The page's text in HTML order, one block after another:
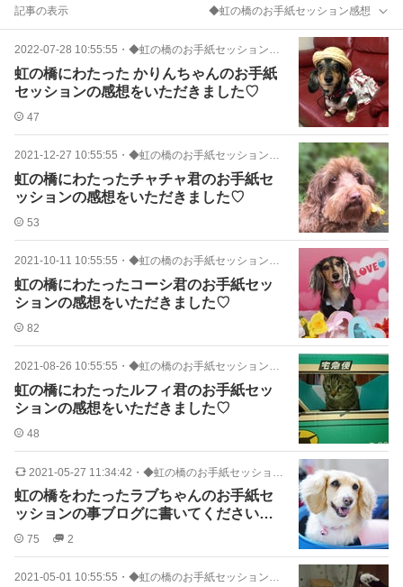
記事の表示 ◆虹の橋のお手紙セッション感想
2022-07-28 10:55:55 ・ ◆虹の橋のお手紙セッション感想
虹の橋にわたった かりんちゃんのお手紙
セッションの感想をいただきました♡
47
2021-12-27 10:55:55 ・ ◆虹の橋のお手紙セッション感想
虹の橋にわたったチャチャ君のお手紙セ
ッションの感想をいただきました♡
53
2021-10-11 10:55:55 ・ ◆虹の橋のお手紙セッション感想
虹の橋にわたったコーシ君のお手紙セッ
ションの感想をいただきました♡
82
2021-08-26 10:55:55 ・ ◆虹の橋のお手紙セッション感想
虹の橋にわたったルフィ君のお手紙セッ
ションの感想をいただきました♡
48
2021-05-27 11:34:42 ・ ◆虹の橋のお手紙セッション感想
虹の橋をわたったラブちゃんのお手紙セ
ッションの事ブログに書いてくださいま
した♡
75 2
2021-05-01 10:55:55 ・ ◆虹の橋のお手紙セッション感想